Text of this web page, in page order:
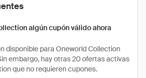
algún cupón válido ahora
disponible para Oneworld Collection
embargo, hay otras 20 ofertas activas
que no requieren cupones.